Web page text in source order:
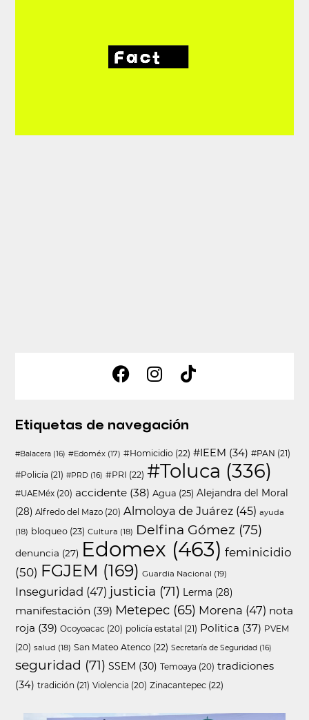
Etiquetas de navegación
#Balacera (16) #Edoméx (17) #Homicidio (22) #IEEM (34) #PAN (21)
#Policía (21) #PRD (16) #PRI (22) #Toluca (336)
#UAEMéx (20) accidente (38) Agua (25) Alejandra del Moral
(28) Alfredo del Mazo (20) Almoloya de Juárez (45) ayuda
(18) bloqueo (23) Cultura (18) Delfina Gómez (75)
denuncia (27) Edomex (463) feminicidio
(50) FGJEM (169) Guardia Nacional (19)
Inseguridad (47) justicia (71) Lerma (28)
manifestación (39) Metepec (65) Morena (47) nota
roja (39) Ocoyoacac (20) policía estatal (21) Politica (37) PVEM
(20) salud (18) San Mateo Atenco (22) Secretaría de Seguridad (16)
seguridad (71) SSEM (30) Temoaya (20) tradiciones
(34) tradición (21) Violencia (20) Zinacantepec (22)